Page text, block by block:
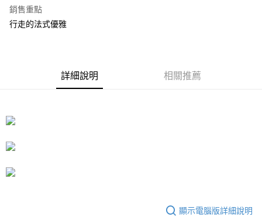
台新國際商業銀行
台灣樂天信用卡公司
全盈+PAY
1.本服務由台灣大哥大提供，台灣大哥大用戶可立即使用無須另外申請。
3.實際核准額度、可分期數及費用金額請依後續交易確認頁面所載為準。
4.訂單成立30分鐘內，如未前往確認交易或遇審核未通過，訂單將自動取
法說明評估內容。
1.分期款項不併入電信帳單，「大哥付你分期」於每月結算日後寄送繳費提
宅配
銷售重點
行走的法式優雅
詳細說明 相關推薦
顯示電腦版詳細說明